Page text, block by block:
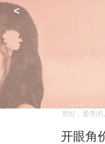
<
您好，爱美
开眼角